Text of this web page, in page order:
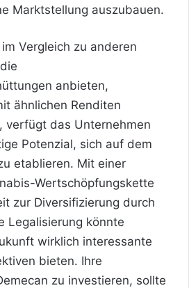
Marktstellung auszubauen.
Vergleich zu anderen
anbieten,
ähnlichen Renditen
verfügt das Unternehmen
Potenzial, sich auf dem
etablieren. Mit einer
Wertschöpfungskette
zur Diversifizierung durch
Legalisierung könnte
wirklich interessante
bieten. Ihre
zu investieren, sollte